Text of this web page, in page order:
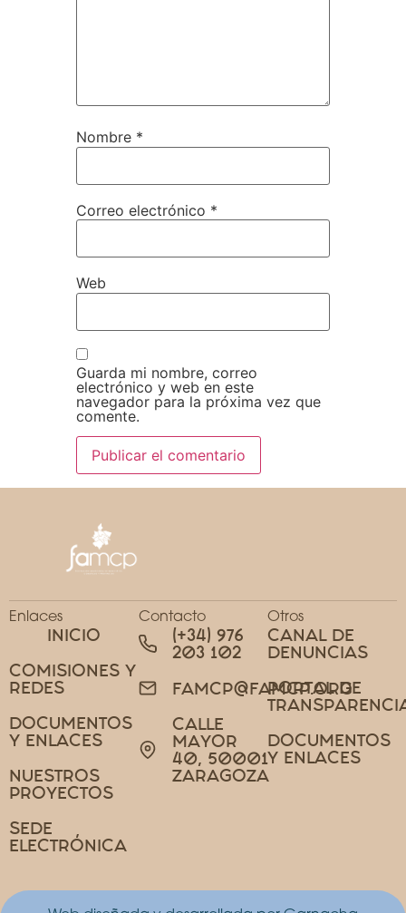
Nombre *
Correo electrónico *
Web
Guarda mi nombre, correo
electrónico y web en este
navegador para la próxima vez que
comente.
Enlaces
INICIO
COMISIONES Y
REDES
DOCUMENTOS
Y ENLACES
NUESTROS
PROYECTOS
SEDE
ELECTRÓNICA
Contacto
(+34) 976
203 102
FAMCP@FAMCP.ORG
CALLE
MAYOR
40, 50001
ZARAGOZA
Otros
CANAL DE
DENUNCIAS
PORTAL DE
DOCUMENTOS
Y ENLACES